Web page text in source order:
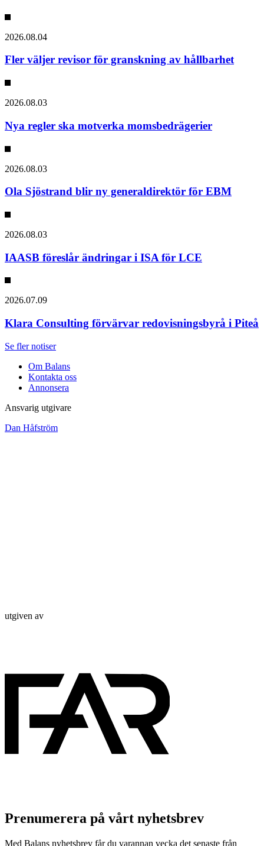
2026.08.04
Fler väljer revisor för granskning av hållbarhet
2026.08.03
Nya regler ska motverka momsbedrägerier
2026.08.03
Ola Sjöstrand blir ny generaldirektör för EBM
2026.08.03
IAASB föreslår ändringar i ISA för LCE
2026.07.09
Klara Consulting förvärvar redovisningsbyrå i Piteå
Se fler notiser
Om Balans
Kontakta oss
Annonsera
Ansvarig utgivare
Dan Håfström
utgiven av
Prenumerera på vårt nyhetsbrev
Med Balans nyhetsbrev får du varannan vecka det senaste från